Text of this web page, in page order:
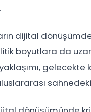
dijital
boyutlara da
gelecekte